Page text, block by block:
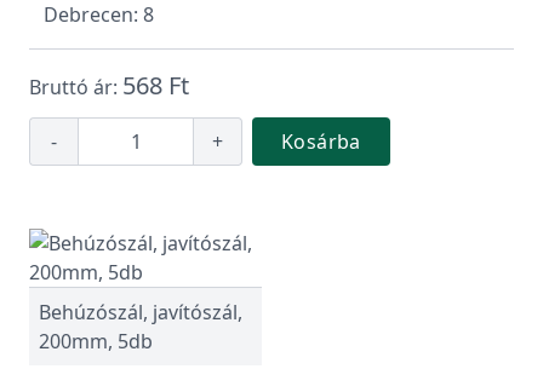
Debrecen: 8
Bruttó ár: 568 Ft
- + Kosárba
Behúzószál, javítószál,
200mm, 5db